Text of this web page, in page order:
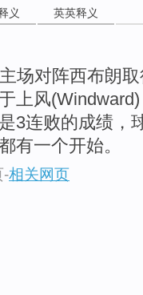
义 英英释义
场对阵西布朗
上风
3连败的成绩，
有一个开始。
-相关网页